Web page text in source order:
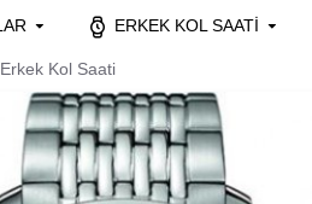
ERKEK KOL SAATI
Kol Saati